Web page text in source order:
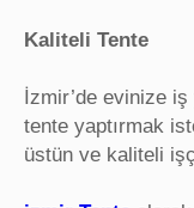
Kaliteli Tente
İzmir’de evinize
tente yaptırmak
üstün ve kaliteli